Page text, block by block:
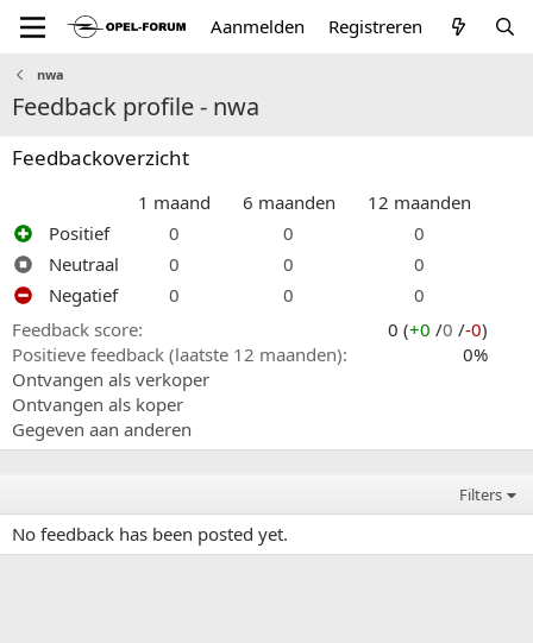
Aanmelden Registreren
nwa
Feedback profile - nwa
Feedbackoverzicht
1 maand 6 maanden
12 maanden
Positief
0 0
0
Neutraal
0 0
0
Negatief
0 0
0
Feedback score
0 (+0 /0 /-0)
Positieve feedback (laatste 12 maanden)
0%
Ontvangen als verkoper
Ontvangen als koper
Gegeven aan anderen
Filters
No feedback has been posted yet.